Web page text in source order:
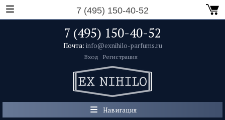
7 (495) 150-40-52
7 (495) 150-40-52
Почта: info@exnihilo-parfums.ru
Вход Регистрация
Навигация